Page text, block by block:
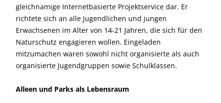
gleichnamige Internetbasierte Projektservice dar. Er
richtete sich an alle Jugendlichen und jungen
Erwachsenen im Alter von 14-21 Jahren, die sich für den
Naturschutz engagieren wollen. Eingeladen
mitzumachen waren sowohl nicht organisierte als auch
organisierte Jugendgruppen sowie Schulklassen.
Alleen und Parks als Lebensraum